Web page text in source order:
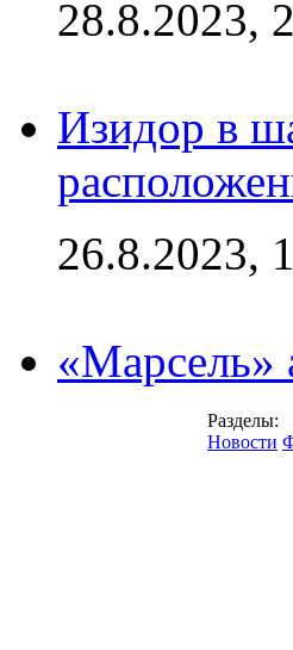
28.8.2023,
Изидор в
26.8.2023,
«Марсель»
Разделы:
Новости